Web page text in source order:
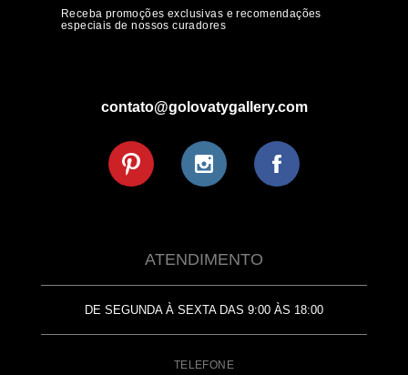
Receba promoções exclusivas e recomendações
especiais de nossos curadores
contato@golovatygallery.com
ATENDIMENTO
DE SEGUNDA À SEXTA DAS 9:00 ÀS 18:00
TELEFONE